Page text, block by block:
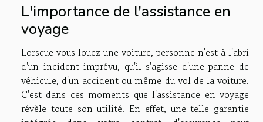
L'importance de l'assistance en
voyage
Lorsque vous louez une voiture, personne n'est à l'abri
d'un incident imprévu, qu'il s'agisse d'une panne de
véhicule, d'un accident ou même du vol de la voiture.
C'est dans ces moments que l'assistance en voyage
révèle toute son utilité. En effet, une telle garantie